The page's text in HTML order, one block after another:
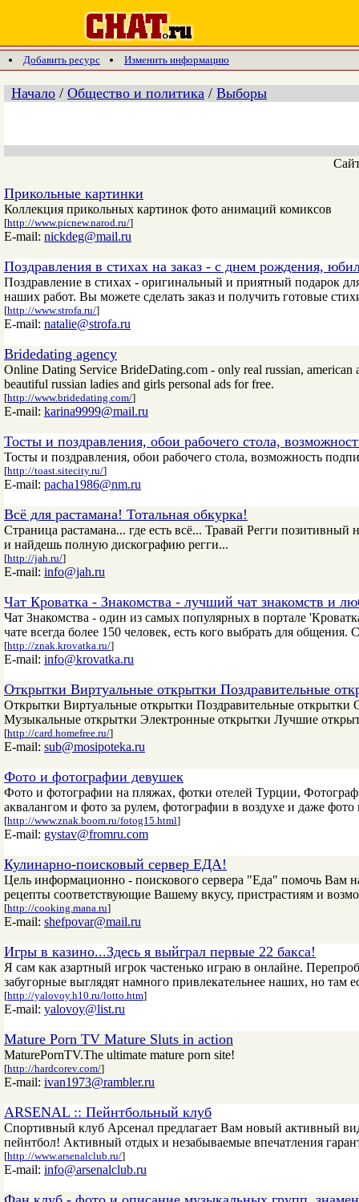
Добавить ресурс Изменить информацию
Начало / Общество и политика / Выборы
Прикольные картинки
Коллекция прикольных картинок фото анимаций комиксов
[http://www.picnew.narod.ru/]
E-mail: nickdeg@mail.ru
Поздравления в стихах на заказ - с днем рождения,
Поздравление в стихах - оригинальный и приятный подарок
наших работ. Вы можете сделать заказ и получить готовые
[http://www.strofa.ru/]
E-mail: natalie@strofa.ru
Bridedating agency
Online Dating Service BrideDating.com - only real russian,
beautiful russian ladies and girls personal ads for free.
[http://www.bridedating.com/]
E-mail: karina9999@mail.ru
Тосты и поздравления, обои рабочего стола,
Тосты и поздравления, обои рабочего стола, возможность
[http://toast.sitecity.ru/]
E-mail: pacha1986@nm.ru
Всё для растамана! Тотальная обкурка!
Страница растамана... где есть всё... Травай Регги
и найдешь полную дискографию регги...
[http://jah.ru/]
E-mail: info@jah.ru
Чат Кроватка - Знакомства - лучший чат знакомств и
Чат Знакомства - один из самых популярных в портале
чате всегда более 150 человек, есть кого выбрать для
[http://znak.krovatka.ru/]
E-mail: info@krovatka.ru
Открытки Виртуальные открытки Поздравительные
Открытки Виртуальные открытки Поздравительные
Музыкальные открытки Электронные открытки Лучшие
[http://card.homefree.ru/]
E-mail: sub@mosipoteka.ru
Фото и фотографии девушек
Фото и фотографии на пляжах, фотки отелей Турции,
аквалангом и фото за рулем, фотографии в воздухе и даже
[http://www.znak.boom.ru/fotog15.html]
E-mail: gystav@fromru.com
Кулинарно-поисковый сервер ЕДА!
Цель информационно - поискового сервера "Еда" помочь Вам
рецепты соответствующие Вашему вкусу, пристрастиям и
[http://cooking.mana.ru]
E-mail: shefpovar@mail.ru
Игры в казино...Здесь я выйграл первые 22 бакса!
Я сам как азартный игрок частенько играю в онлайне.
забугорные выглядят намного привлекательнее наших, но там
[http://yalovoy.h10.ru/lotto.htm]
E-mail: yalovoy@list.ru
Mature Porn TV Mature Sluts in action
MaturePornTV.The ultimate mature porn site!
[http://hardcorev.com/]
E-mail: ivan1973@rambler.ru
ARSENAL :: Пейнтбольный клуб
Спортивный клуб Арсенал предлагает Вам новый активный
пейнтбол! Активный отдых и незабываемые впечатления
[http://www.arsenalclub.ru/]
E-mail: info@arsenalclub.ru